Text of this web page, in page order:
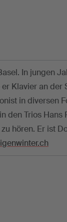
In jungen
Klavier an der
in diversen
den Trios Hans
hören. Er ist